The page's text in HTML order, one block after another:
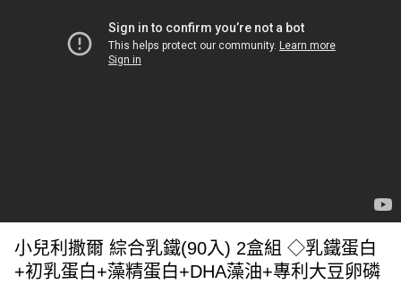
小兒利撒爾 綜合乳鐵(90入) 2盒組 ◇乳鐵蛋白
+初乳蛋白+藻精蛋白+DHA藻油+專利大豆卵磷